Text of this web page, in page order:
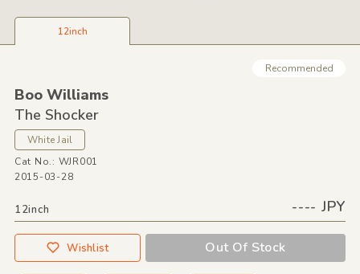
12inch
Recommended
Boo Williams
The Shocker
White Jail
Cat No.: WJR001
2015-03-28
12inch ---- JPY
Wishlist Out Of Stock